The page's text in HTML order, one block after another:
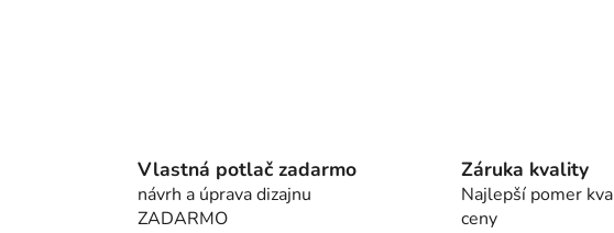
Vlastná potlač zadarmo
návrh a úprava dizajnu
ZADARMO
Záruka kvality
Najlepší pomer
ceny